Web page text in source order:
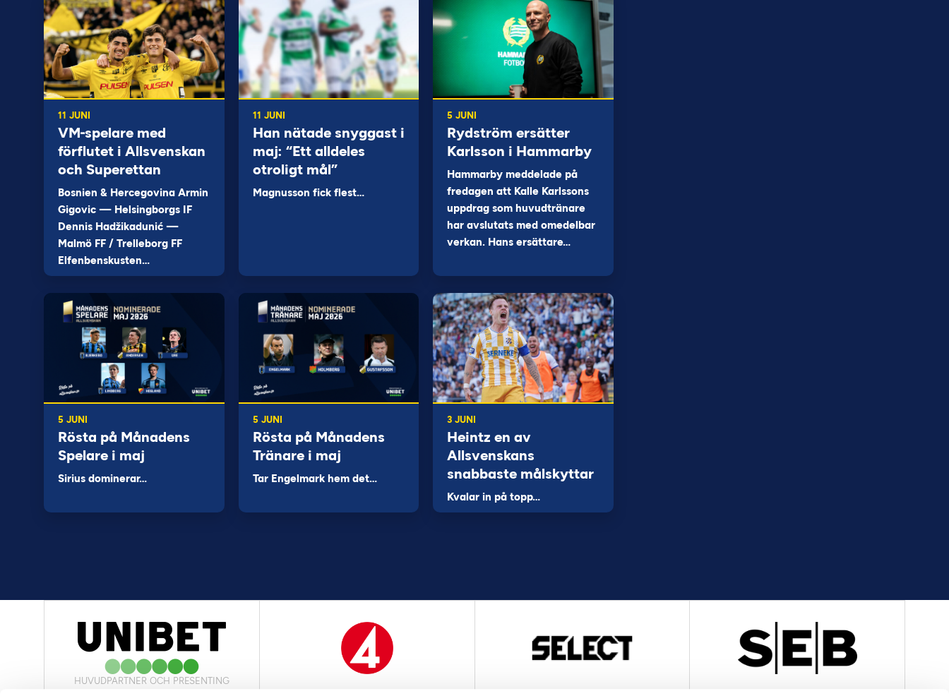
11 JUNI
VM-spelare med
förflutet i Allsvenskan
och Superettan
Bosnien & Hercegovina Armin
Gigovic — Helsingborgs IF
Dennis Hadžikadunić —
Malmö FF / Trelleborg FF
Elfenbenskusten…
11 JUNI
Han nätade snyggast i
maj: “Ett alldeles
otroligt mål”
Magnusson fick flest…
5 JUNI
Rydström ersätter
Karlsson i Hammarby
Hammarby meddelade på
fredagen att Kalle Karlssons
uppdrag som huvudtränare
har avslutats med omedelbar
verkan. Hans ersättare…
5 JUNI
Rösta på Månadens
Spelare i maj
Sirius dominerar…
5 JUNI
Rösta på Månadens
Tränare i maj
Tar Engelmark hem det…
3 JUNI
Heintz en av
Allsvenskans
snabbaste målskyttar
Kvalar in på topp…
HUVUDPARTNER OCH PRESENTING